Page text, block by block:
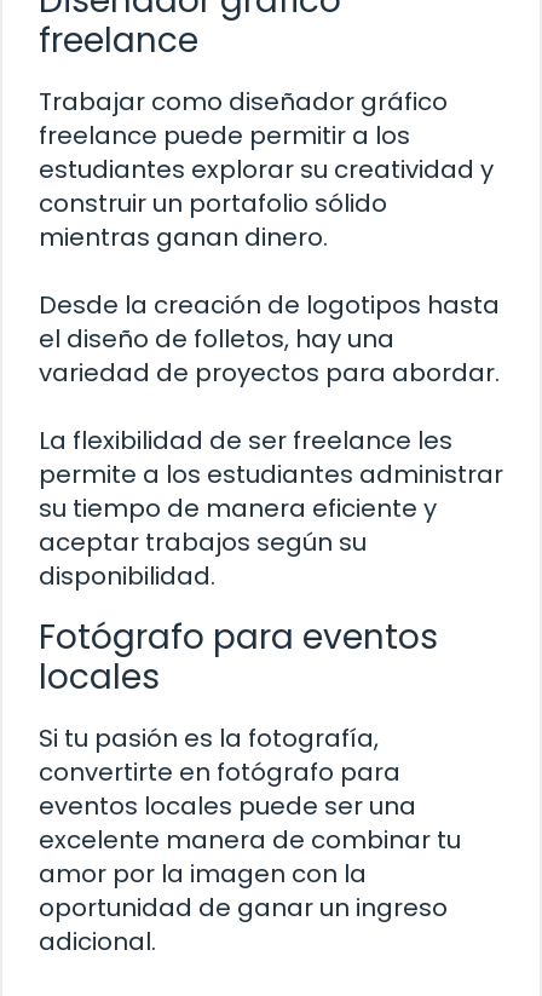
freelance
Trabajar como diseñador gráfico
freelance puede permitir a los
estudiantes explorar su creatividad y
construir un portafolio sólido
mientras ganan dinero.
Desde la creación de logotipos hasta
el diseño de folletos, hay una
variedad de proyectos para abordar.
La flexibilidad de ser freelance les
permite a los estudiantes administrar
su tiempo de manera eficiente y
aceptar trabajos según su
disponibilidad.
Fotógrafo para eventos
locales
Si tu pasión es la fotografía,
convertirte en fotógrafo para
eventos locales puede ser una
excelente manera de combinar tu
amor por la imagen con la
oportunidad de ganar un ingreso
adicional.